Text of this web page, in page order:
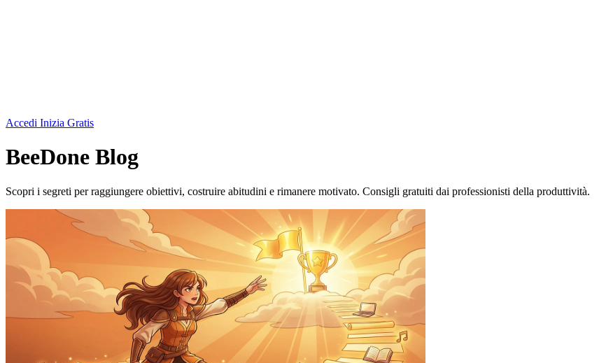
Accedi Inizia Gratis
BeeDone Blog
Scopri i segreti per raggiungere obiettivi, costruire abitudini e rimanere motivato. Consigli gratuiti dai professionisti della produttività.